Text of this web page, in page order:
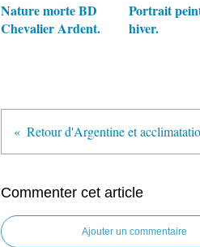
Nature morte BD
Chevalier Ardent.
Portrait
hiver.
Commenter cet article
Ajouter un commentaire